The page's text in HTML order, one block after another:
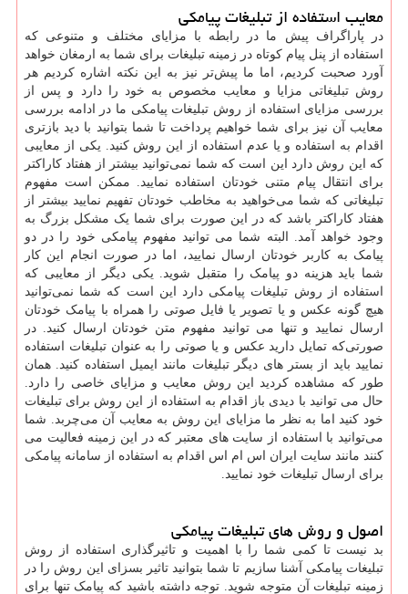
معایب استفاده از تبلیغات پیامکی
در پاراگراف پیش ما در رابطه با مزایای مختلف و متنوعی که
استفاده از پنل پیام کوتاه در زمینه تبلیغات برای شما به ارمغان خواهد
‌آورد صحبت کردیم، اما ما پیش‌تر نیز به این نکته اشاره کردیم هر
روش تبلیغاتی مزایا و معایب مخصوص به خود را دارد و پس از
بررسی مزایای استفاده از روش تبلیغات پیامکی ما در ادامه بررسی
معایب آن نیز برای شما خواهیم پرداخت تا شما بتوانید با دید بازتری
اقدام به استفاده و یا عدم استفاده از این روش کنید. یکی از معایبی
که این روش دارد این است که شما نمی‌توانید بیشتر از هفتاد کاراکتر
برای انتقال پیام متنی خودتان استفاده نمایید. ممکن است مفهوم
تبلیغاتی که شما می‌خواهید به مخاطب خودتان تفهیم نمایید بیشتر از
هفتاد کاراکتر باشد که در این‌ صورت برای شما یک مشکل بزرگ به
وجود خواهد آمد. البته شما می توانید مفهوم پیامکی خود را در دو
پیامک به کاربر خودتان ارسال نمایید، اما در صورت انجام این کار
شما باید هزینه دو پیامک را متقبل شوید. یکی دیگر از معایبی که
استفاده از روش تبلیغات پیامکی دارد این است که شما نمی‌توانید
هیچ گونه عکس و یا تصویر یا فایل صوتی را همراه با پیامک خودتان
ارسال نمایید و تنها می توانید مفهوم متن خودتان ارسال کنید. در
صورتی‌که تمایل دارید عکس و یا صوتی را به ‌عنوان تبلیغات استفاده
نمایید باید از بستر های دیگر تبلیغات مانند ایمیل استفاده کنید‌. همان
‌طور که مشاهده کردید این روش معایب و مزایای خاصی را دارد.
حال می توانید با دیدی باز اقدام به استفاده از این روش برای تبلیغات
خود کنید اما به نظر ما مزایای این روش به معایب آن می‌چربد. شما
می‌توانید با استفاده از سایت‌ های معتبر که در این زمینه فعالیت می
کنند مانند سایت ایران اس ام اس اقدام به استفاده از سامانه پیامکی
برای ارسال تبلیغات خود نمایید.
اصول و روش های تبلیغات پیامکی
بد نیست تا کمی شما را با اهمیت و تاثیرگذاری استفاده از روش
تبلیغات پیامکی آشنا سازیم تا شما بتوانید تاثیر بسزای این روش را در
زمینه تبلیغات آن متوجه شوید. توجه داشته باشید که پیامک تنها برای